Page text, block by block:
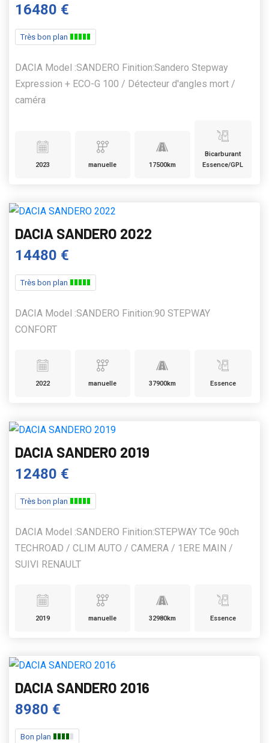
16480 €
Très bon plan
DACIA Model :SANDERO Finition:Sandero Stepway
Expression + ECO-G 100 / Détecteur d'angles mort /
caméra
2023 manuelle 17500km
Bicarburant
Essence/GPL
DACIA SANDERO 2022
14480 €
Très bon plan
DACIA Model :SANDERO Finition:90 STEPWAY
CONFORT
2022 manuelle 37900km Essence
DACIA SANDERO 2019
12480 €
Très bon plan
DACIA Model :SANDERO Finition:STEPWAY TCe 90ch
TECHROAD / CLIM AUTO / CAMERA / 1ERE MAIN /
SUIVI RENAULT
2019 manuelle 32980km Essence
DACIA SANDERO 2016
8980 €
Bon plan